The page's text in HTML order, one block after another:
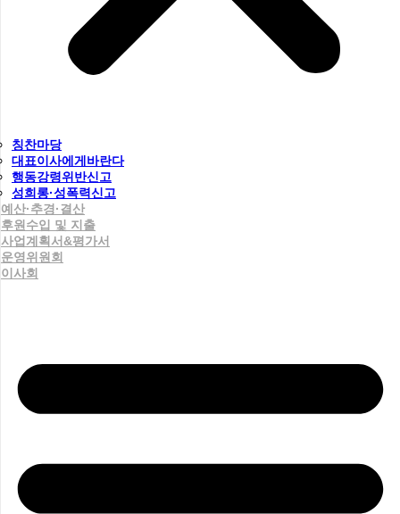
칭찬마당
대표이사에게바란다
행동강령위반신고
성희롱·성폭력신고
예산·추경·결산
후원수입 및 지출
사업계획서&평가서
운영위원회
이사회